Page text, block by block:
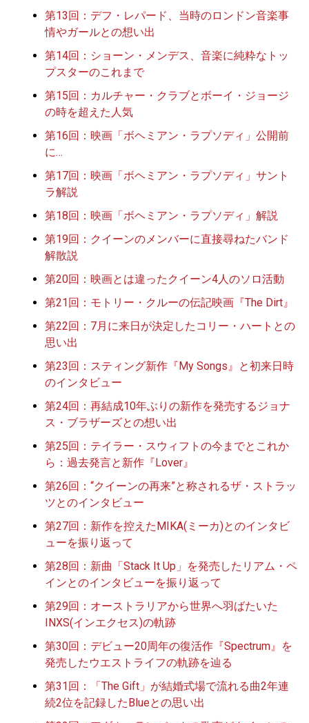
第13回：デフ・レパード、当時のロンドン音楽事
情やガールとの想い出
第14回：ショーン・メンデス、音楽に純粋なトッ
プスターのこれまで
第15回：カルチャー・クラブとボーイ・ジョージ
の時を超えた人気
第16回：映画「ボヘミアン・ラプソディ」公開前
に…
第17回：映画「ボヘミアン・ラプソディ」サント
ラ解説
第18回：映画「ボヘミアン・ラプソディ」解説
第19回：クイーンのメンバーに直接尋ねたバンド
解散説
第20回：映画とは違ったクイーン4人のソロ活動
第21回：モトリー・クルーの伝記映画『The Dirt』
第22回：7月に来日が決定したコリー・ハートとの
思い出
第23回：スティング新作『My Songs』と初来日時
のインタビュー
第24回：再結成10年ぶりの新作を発売するジョナ
ス・ブラザーズとの想い出
第25回：テイラー・スウィフトの今までとこれか
ら：過去発言と新作『Lover』
第26回：“クイーンの再来”と称されるザ・ストラッ
ツとのインタビュー
第27回：新作を控えたMIKA(ミーカ)とのインタビ
ューを振り返って
第28回：新曲「Stack It Up」を発売したリアム・ペ
インとのインタビューを振り返って
第29回：オーストラリアから世界へ羽ばたいた
INXS(インエクセス)の軌跡
第30回：デビュー20周年の復活作『Spectrum』を
発売したウエストライフの軌跡を辿る
第31回：「The Gift」が結婚式場で流れる曲2年連
続2位を記録したBlueとの思い出